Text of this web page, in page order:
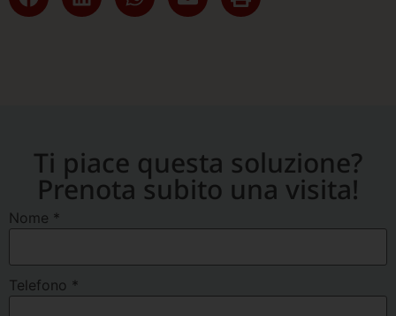
Ti piace questa soluzione?
Prenota subito una visita!
Nome *
Telefono *